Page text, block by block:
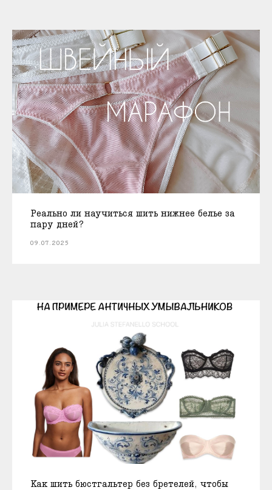
Реально ли научиться шить нижнее белье за
пару дней?
09.07.2025
Как шить бюстгальтер без бретелей, чтобы